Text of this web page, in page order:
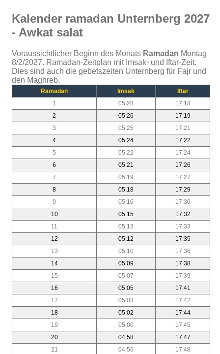
Kalender ramadan Unternberg 2027
- Awkat salat
Voraussichtlicher Beginn des Monats Ramadan Montag
8/2/2027. Ramadan-Zeitplan mit Imsak- und Iftar-Zeit.
Dies sind auch die gebetszeiten Unternberg für Fajr und
den Maghreb.
Ramadan Imsak
Iftar
1
05:28
17:18
2
05:26
17:19
3
05:25
17:21
4
05:24
17:22
5
05:22
17:24
6
05:21
17:26
7
05:19
17:27
8
05:18
17:29
9
05:16
17:30
10
05:15
17:32
11
05:13
17:33
12
05:12
17:35
13
05:10
17:36
14
05:09
17:38
15
05:07
17:39
16
05:05
17:41
17
05:03
17:42
18
05:02
17:44
19
05:00
17:45
20
04:58
17:47
21
04:56
17:48